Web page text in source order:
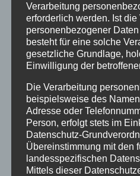
Ferienzimmer 6
Verfügbarkeiten
Online Buchung
Blog
Kontakt
FAQs
Reise Versicherung
Impressum
Verarbeitung
erforderlich werden. Ist die
personenbezogener
besteht für eine solche
gesetzliche Grundlage,
Einwilligung der
Die Verarbeitung
beispielsweise des
Adresse oder
Person, erfolgt stets im
Datenschutz-
Übereinstimmung mit den
landesspezifischen
Mittels dieser